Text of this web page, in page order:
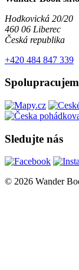
Hodkovická 20/20
460 06 Liberec
Česká republika
+420 484 847 339
Sledujte nás
© 2026 Wander